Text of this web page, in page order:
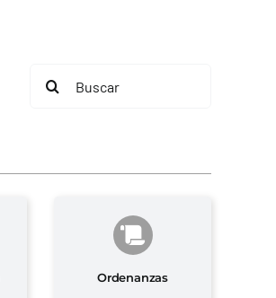
Buscar:
Ordenanzas